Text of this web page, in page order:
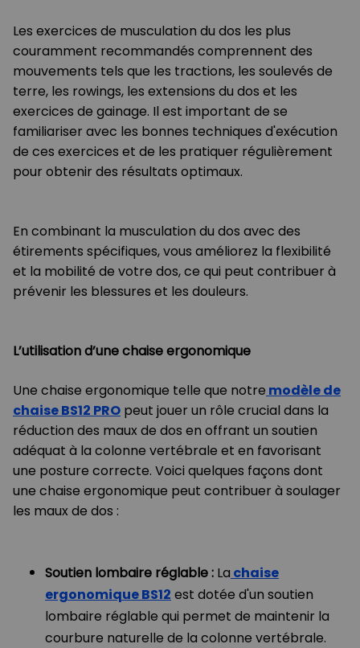
Les exercices de musculation du dos les plus
couramment recommandés comprennent des
mouvements tels que les tractions, les soulevés de
terre, les rowings, les extensions du dos et les
exercices de gainage. Il est important de se
familiariser avec les bonnes techniques d'exécution
de ces exercices et de les pratiquer régulièrement
pour obtenir des résultats optimaux.
En combinant la musculation du dos avec des
étirements spécifiques, vous améliorez la flexibilité
et la mobilité de votre dos, ce qui peut contribuer à
prévenir les blessures et les douleurs.
L’utilisation d’une chaise ergonomique
Une chaise ergonomique telle que notre modèle de
chaise BS12 PRO peut jouer un rôle crucial dans la
réduction des maux de dos en offrant un soutien
adéquat à la colonne vertébrale et en favorisant
une posture correcte. Voici quelques façons dont
une chaise ergonomique peut contribuer à soulager
les maux de dos :
Soutien lombaire réglable : La chaise
ergonomique BS12 est dotée d'un soutien
lombaire réglable qui permet de maintenir la
courbure naturelle de la colonne vertébrale.